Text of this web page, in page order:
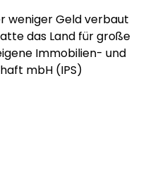
weniger Geld verbaut
das Land für große
Immobilien- und
mbH (IPS)